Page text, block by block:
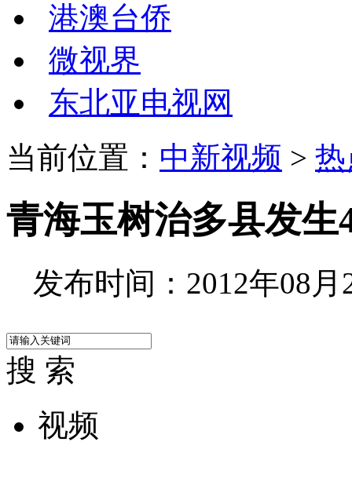
港澳台侨
微视界
东北亚电视网
当前位置： 中新视频 >
青海玉树治多县发生
发布时间：2012年08月
搜 索
视频